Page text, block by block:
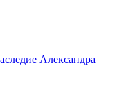
Александра